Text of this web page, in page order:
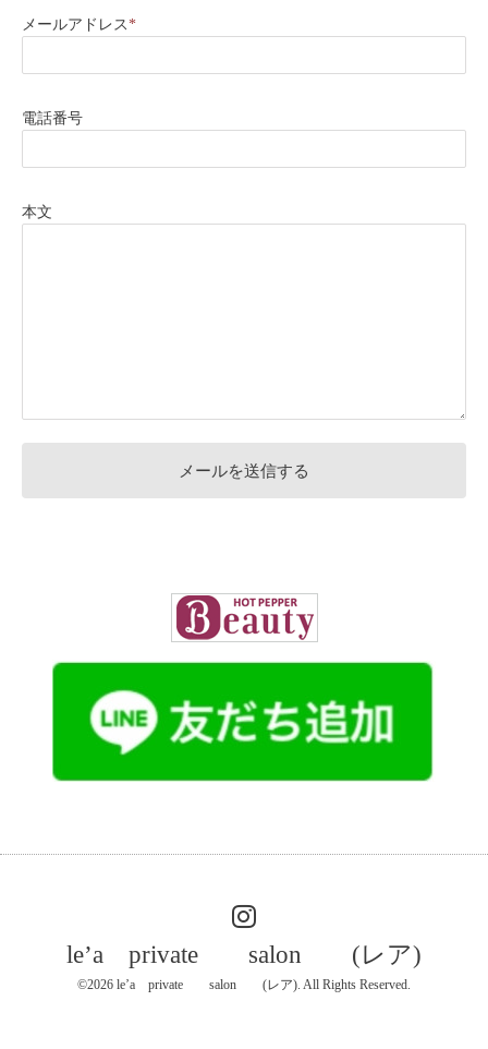
メールアドレス*
電話番号
本文
le’a private salon (レア)
©2026 le’a private salon (レア). All Rights Reserved.